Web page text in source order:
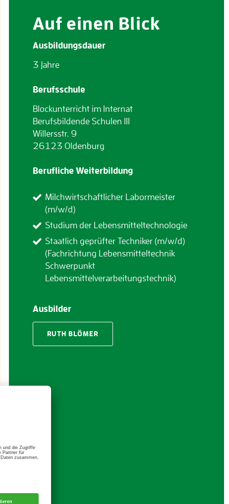
Auf einen Blick
Ausbildungsdauer
3 Jahre
Berufsschule
Blockunterricht im Internat
Berufsbildende Schulen III
Willersstr. 9
26123 Oldenburg
Berufliche Weiterbildung
Milchwirtschaftlicher Labormeister
(m/w/d)
Studium der Lebensmitteltechnologie
Staatlich geprüfter Techniker (m/w/d)
(Fachrichtung Lebensmitteltechnik
Schwerpunkt
Lebensmittelverarbeitungstechnik)
Ausbilder
RUTH BLÖMER